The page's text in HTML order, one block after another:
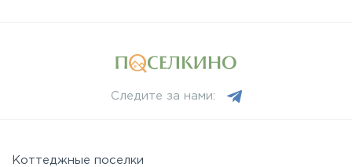
Следите за нами:
Коттеджные поселки